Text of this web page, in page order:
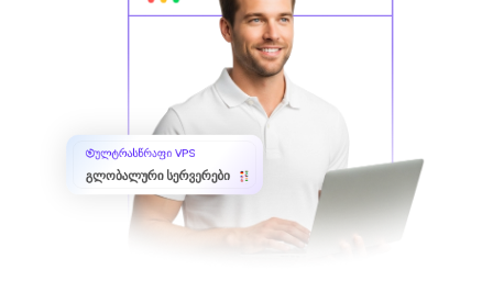
ულტრასწრაფი VPS
გლობალური სერვერები